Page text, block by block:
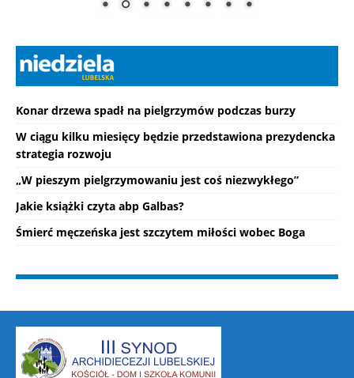
Konar drzewa spadł na pielgrzymów podczas burzy
W ciągu kilku miesięcy będzie przedstawiona prezydencka
strategia rozwoju
„W pieszym pielgrzymowaniu jest coś niezwykłego”
Jakie książki czyta abp Galbas?
Śmierć męczeńska jest szczytem miłości wobec Boga